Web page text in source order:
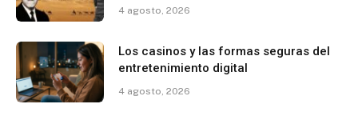
4 agosto, 2026
Los casinos y las formas seguras del
entretenimiento digital
4 agosto, 2026